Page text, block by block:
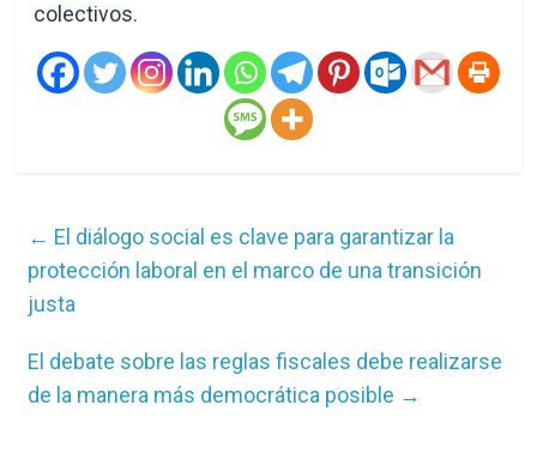
colectivos.
← El diálogo social es clave para garantizar la
protección laboral en el marco de una transición
justa
El debate sobre las reglas fiscales debe realizarse
de la manera más democrática posible →